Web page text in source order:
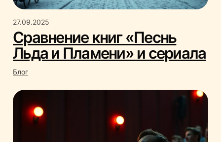
27.09.2025
Сравнение книг «Песнь
Льда и Пламени» и сериала
Блог